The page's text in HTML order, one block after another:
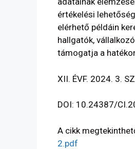
értékelési
elérhető példáin
hallgatók,
támogatja a
XII. ÉVF. 2024. 3.
DOI: 10.24387/
A cikk
2.pdf